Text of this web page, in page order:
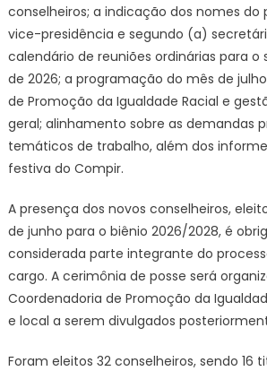
conselheiros; a indicação dos nomes do
vice-presidência e segundo (a)
calendário de reuniões ordinárias para o
de 2026; a programação do mês de
de Promoção da Igualdade Racial e
geral; alinhamento sobre as demandas
temáticos de trabalho, além dos
festiva do Compir.
A presença dos novos conselheiros,
de junho para o biênio 2026/2028, é
considerada parte integrante do
cargo. A cerimônia de posse será
Coordenadoria de Promoção da
e local a serem divulgados
Foram eleitos 32 conselheiros, sendo 16